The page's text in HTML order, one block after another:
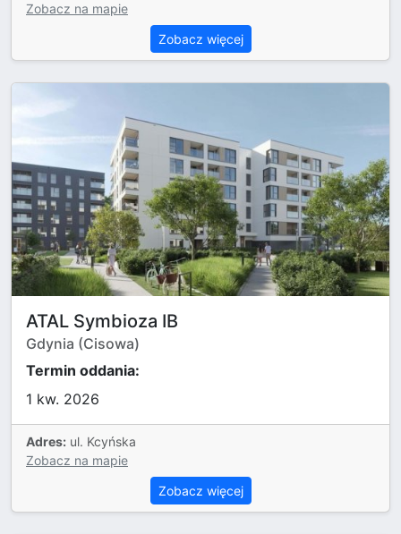
Zobacz na mapie
Zobacz więcej
ATAL Symbioza IB
Gdynia (Cisowa)
Termin oddania:
1 kw. 2026
Adres: ul. Kcyńska
Zobacz na mapie
Zobacz więcej